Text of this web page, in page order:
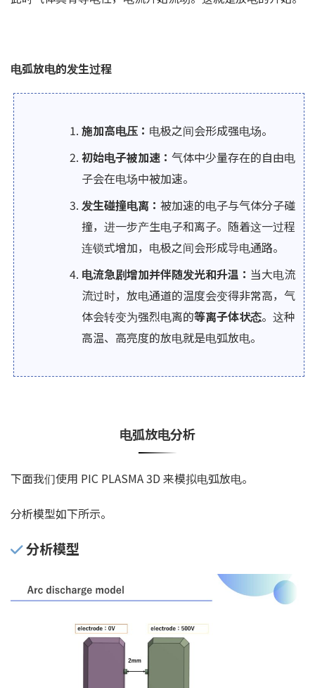
电弧放电的发生过程
施加高电压： 电极之间会形成强电场。
初始电子被加速： 气体中少量存在的自由电
子会在电场中被加速。
发生碰撞电离： 被加速的电子与气体分子碰
撞，进一步产生电子和离子。随着这一过程
连锁式增加，电极之间会形成导电通路。
电流急剧增加并伴随发光和升温： 当大电流
流过时，放电通道的温度会变得非常高，气
体会转变为强烈电离的等离子体状态。这种
高温、高亮度的放电就是电弧放电。
电弧放电分析
下面我们使用 PIC PLASMA 3D 来模拟电弧放电。
分析模型如下所示。
分析模型